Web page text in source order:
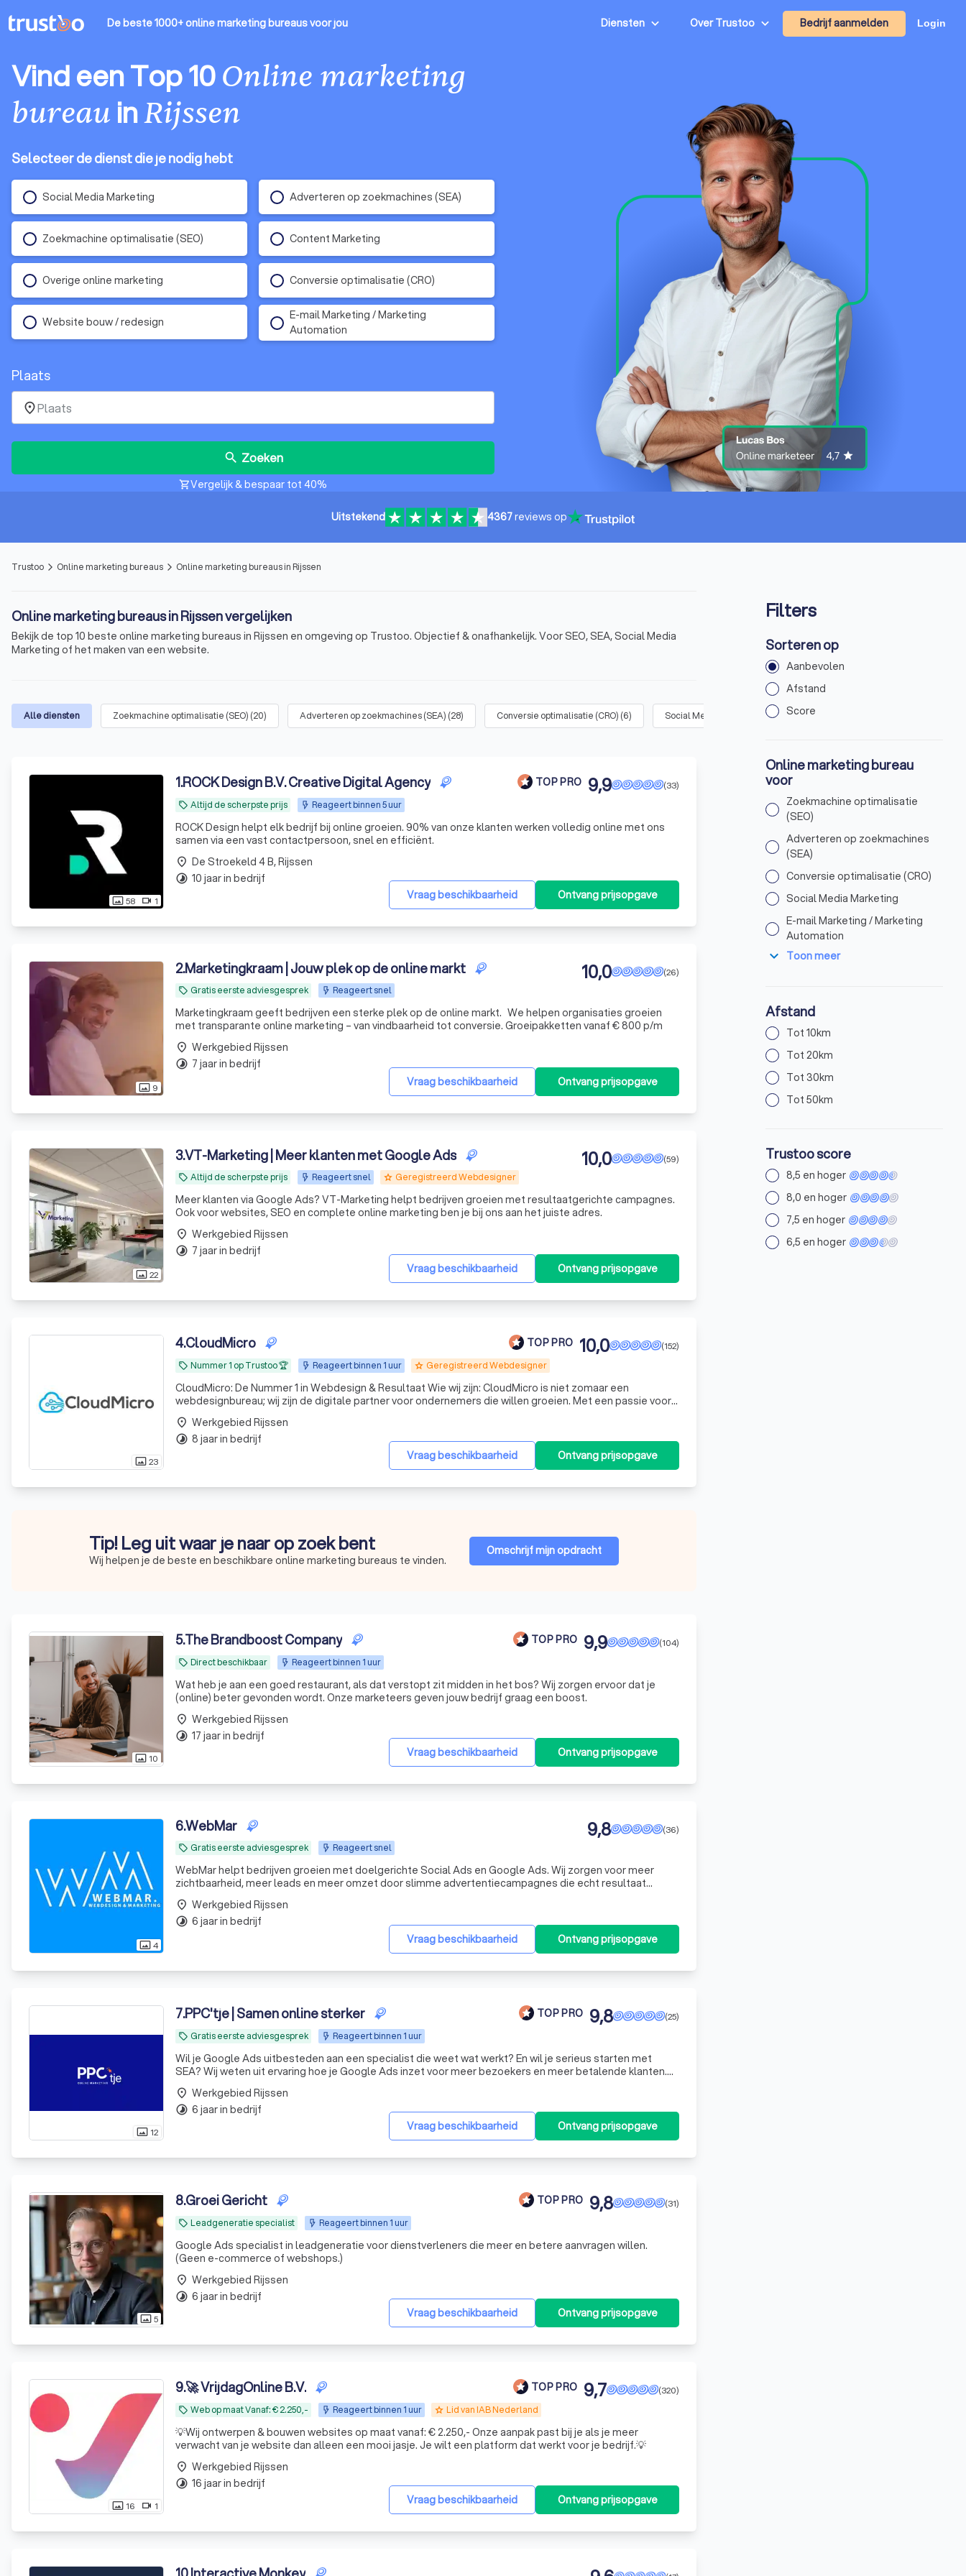
De beste 1000+ online marketing bureausvoor jou Diensten Over Trustoo Bedrijf aanmelden Login
Vind een Top 10Online marketing
bureau inRijssen
Selecteer de dienst die je nodig hebt
Social Media Marketing Adverteren op zoekmachines (SEA)
Zoekmachine optimalisatie (SEO) Content Marketing
Overige online marketing Conversie optimalisatie (CRO)
Website bouw / redesign
E-mail Marketing / Marketing
Automation
Plaats
place
search Zoeken
shopping_cartVergelijk & bespaar tot 40%
Uitstekend 4367reviews op
Trustoo arrow_forward_ios Online marketing bureaus arrow_forward_ios Online marketing bureaus in Rijssen
Online marketing bureaus in Rijssen vergelijken
Bekijk de top 10 beste online marketing bureaus in Rijssen en omgeving op Trustoo. Objectief & onafhankelijk. Voor SEO, SEA, Social Media
Marketing of het maken van een website.
Alle diensten Zoekmachine optimalisatie (SEO) (20) Adverteren op zoekmachines (SEA) (28) Conversie optimalisatie (CRO) (6) Social Media Marketing (14) E-mail Marketing / Marketing
photo_size_select_actual58 videocam 1
1.ROCK Design B.V. Creative Digital Agency TOP PRO
local_offer Altijd de scherpste prijs Reageert binnen 5 uur
(33)
9,9
ROCK Design helpt elk bedrijf bij online groeien. 90% van onze klanten werken volledig online met ons
samen via een vast contactpersoon, snel en efficiënt.
Vraag beschikbaarheid Ontvang prijsopgave
place De Stroekeld 4 B, Rijssen
timelapse 10 jaar in bedrijf
photo_size_select_actual 9
2.Marketingkraam | Jouw plek op de online markt
local_offer Gratis eerste adviesgesprek Reageert snel
(26)
10,0
Marketingkraam geeft bedrijven een sterke plek op de online markt. We helpen organisaties groeien
met transparante online marketing – van vindbaarheid tot conversie. Groeipakketten vanaf € 800 p/m
Vraag beschikbaarheid Ontvang prijsopgave
place Werkgebied Rijssen
timelapse 7 jaar in bedrijf
photo_size_select_actual22
3.VT-Marketing | Meer klanten met Google Ads
local_offer Altijd de scherpste prijs Reageert snel grade Geregistreerd Webdesigner
(59)
10,0
Meer klanten via Google Ads? VT-Marketing helpt bedrijven groeien met resultaatgerichte campagnes.
Ook voor websites, SEO en complete online marketing ben je bij ons aan het juiste adres.
Vraag beschikbaarheid Ontvang prijsopgave
place Werkgebied Rijssen
timelapse 7 jaar in bedrijf
photo_size_select_actual23
4.CloudMicro TOP PRO
local_offer Nummer 1 op Trustoo 🏆 Reageert binnen 1 uur grade Geregistreerd Webdesigner
(152)
10,0
CloudMicro: De Nummer 1 in Webdesign & Resultaat Wie wij zijn: CloudMicro is niet zomaar een
webdesignbureau; wij zijn de digitale partner voor ondernemers die willen groeien. Met een passie voor
design en een scherp oog voor conversie creëren wij professionele websites en webshops die doen
waar ze
Vraag beschikbaarheid
Ontvang prijsopgave
place Werkgebied Rijssen
timelapse 8 jaar in bedrijf
Tip! Leg uit waar je naar op zoek bent
Wij helpen je de beste en beschikbare online marketing bureaus te vinden.
Omschrijf mijn opdracht
photo_size_select_actual 10
5.The Brandboost Company TOP PRO
local_offer Direct beschikbaar Reageert binnen 1 uur
(104)
9,9
Wat heb je aan een goed restaurant, als dat verstopt zit midden in het bos? Wij zorgen ervoor dat je
(online) beter gevonden wordt. Onze marketeers geven jouw bedrijf graag een boost.
Vraag beschikbaarheid Ontvang prijsopgave
place Werkgebied Rijssen
timelapse 17 jaar in bedrijf
photo_size_select_actual4
6.WebMar
local_offer Gratis eerste adviesgesprek Reageert snel
(36)
9,8
WebMar helpt bedrijven groeien met doelgerichte Social Ads en Google Ads. Wij zorgen voor meer
zichtbaarheid, meer leads en meer omzet door slimme advertentiecampagnes die echt resultaat
opleveren.
Vraag beschikbaarheid Ontvang prijsopgave
place Werkgebied Rijssen
timelapse 6 jaar in bedrijf
photo_size_select_actual 12
7.PPC'tje | Samen online sterker TOP PRO
local_offer Gratis eerste adviesgesprek Reageert binnen 1 uur
(25)
9,8
Wil je Google Ads uitbesteden aan een specialist die weet wat werkt? En wil je serieus starten met
SEA? Wij weten uit ervaring hoe je Google Ads inzet voor meer bezoekers en meer betalende klanten.
We denken strategisch mee met jouw business. Niet één keer, maar continu. We volgen campagnes
actief,
Vraag beschikbaarheid
Ontvang prijsopgave
place Werkgebied Rijssen
timelapse 6 jaar in bedrijf
photo_size_select_actual5
8.Groei Gericht TOP PRO
local_offer Leadgeneratie specialist Reageert binnen 1 uur
(31)
9,8
Google Ads specialist in leadgeneratie voor dienstverleners die meer en betere aanvragen willen.
(Geen e-commerce of webshops.)
Vraag beschikbaarheid Ontvang prijsopgave
place Werkgebied Rijssen
timelapse 6 jaar in bedrijf
photo_size_select_actual 16 videocam 1
9.🚀 VrijdagOnline B.V. TOP PRO
local_offer Web op maat Vanaf: € 2.250,- Reageert binnen 1 uur grade Lid van IAB Nederland
(320)
9,7
💡Wij ontwerpen & bouwen websites op maat vanaf: € 2.250,- Onze aanpak past bij je als je meer
verwacht van je website dan alleen een mooi jasje. Je wilt een platform dat werkt voor je bedrijf.💡
Vraag beschikbaarheid Ontvang prijsopgave
place Werkgebied Rijssen
timelapse 16 jaar in bedrijf
Filters
Sorteren op
Aanbevolen
Afstand
Score
Online marketing bureau
voor
Zoekmachine optimalisatie
(SEO)
Adverteren op zoekmachines
(SEA)
Conversie optimalisatie (CRO)
Social Media Marketing
E-mail Marketing / Marketing
Automation
expand_more Toon meer
Afstand
Tot 10km
Tot 20km
Tot 30km
Tot 50km
Trustoo score
8,5 en hoger
8,0 en hoger
7,5 en hoger
6,5 en hoger